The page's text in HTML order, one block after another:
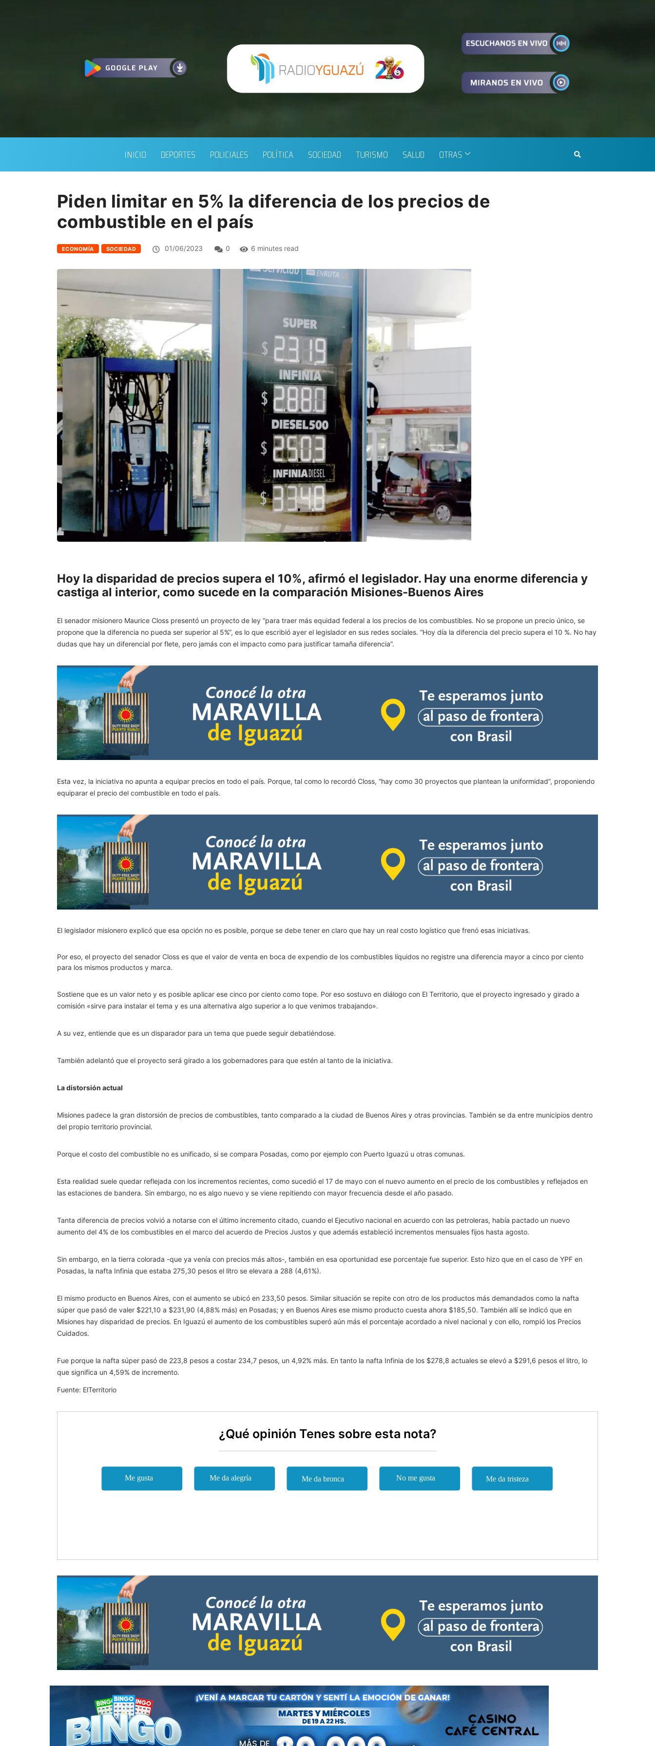
INICIO DEPORTES POLICIALES POLÍTICA SOCIEDAD TURISMO SALUD OTRAS
Piden limitar en 5% la diferencia de los precios de
combustible en el país
ECONOMÍA SOCIEDAD 01/06/2023 0 6 minutes read
Hoy la disparidad de precios supera el 10%, afirmó el legislador. Hay una enorme diferencia y
castiga al interior, como sucede en la comparación Misiones-Buenos Aires
El senador misionero Maurice Closs presentó un proyecto de ley “para traer más equidad federal a los precios de los combustibles. No se propone un precio único, se
propone que la diferencia no pueda ser superior al 5%”, es lo que escribió ayer el legislador en sus redes sociales. “Hoy día la diferencia del precio supera el 10 %. No hay
dudas que hay un diferencial por flete, pero jamás con el impacto como para justificar tamaña diferencia”.
Esta vez, la iniciativa no apunta a equipar precios en todo el país. Porque, tal como lo recordó Closs, “hay como 30 proyectos que plantean la uniformidad”, proponiendo
equiparar el precio del combustible en todo el país.
El legislador misionero explicó que esa opción no es posible, porque se debe tener en claro que hay un real costo logístico que frenó esas iniciativas.
Por eso, el proyecto del senador Closs es que el valor de venta en boca de expendio de los combustibles líquidos no registre una diferencia mayor a cinco por ciento
para los mismos productos y marca.
Sostiene que es un valor neto y es posible aplicar ese cinco por ciento como tope. Por eso sostuvo en diálogo con El Territorio, que el proyecto ingresado y girado a
comisión «sirve para instalar el tema y es una alternativa algo superior a lo que venimos trabajando».
A su vez, entiende que es un disparador para un tema que puede seguir debatiéndose.
También adelantó que el proyecto será girado a los gobernadores para que estén al tanto de la iniciativa.
La distorsión actual
Misiones padece la gran distorsión de precios de combustibles, tanto comparado a la ciudad de Buenos Aires y otras provincias. También se da entre municipios dentro
del propio territorio provincial.
Porque el costo del combustible no es unificado, si se compara Posadas, como por ejemplo con Puerto Iguazú u otras comunas.
Esta realidad suele quedar reflejada con los incrementos recientes, como sucedió el 17 de mayo con el nuevo aumento en el precio de los combustibles y reflejados en
las estaciones de bandera. Sin embargo, no es algo nuevo y se viene repitiendo con mayor frecuencia desde el año pasado.
Tanta diferencia de precios volvió a notarse con el último incremento citado, cuando el Ejecutivo nacional en acuerdo con las petroleras, había pactado un nuevo
aumento del 4% de los combustibles en el marco del acuerdo de Precios Justos y que además estableció incrementos mensuales fijos hasta agosto.
Sin embargo, en la tierra colorada -que ya venía con precios más altos-, también en esa oportunidad ese porcentaje fue superior. Esto hizo que en el caso de YPF en
Posadas, la nafta Infinia que estaba 275,30 pesos el litro se elevara a 288 (4,61%).
El mismo producto en Buenos Aires, con el aumento se ubicó en 233,50 pesos. Similar situación se repite con otro de los productos más demandados como la nafta
súper que pasó de valer $221,10 a $231,90 (4,88% más) en Posadas; y en Buenos Aires ese mismo producto cuesta ahora $185,50. También allí se indicó que en
Misiones hay disparidad de precios. En Iguazú el aumento de los combustibles superó aún más el porcentaje acordado a nivel nacional y con ello, rompió los Precios
Cuidados.
Fue porque la nafta súper pasó de 223,8 pesos a costar 234,7 pesos, un 4,92% más. En tanto la nafta Infinia de los $278,8 actuales se elevó a $291,6 pesos el litro, lo
que significa un 4,59% de incremento.
Fuente: ElTerritorio
¿Qué opinión Tenes sobre esta nota?